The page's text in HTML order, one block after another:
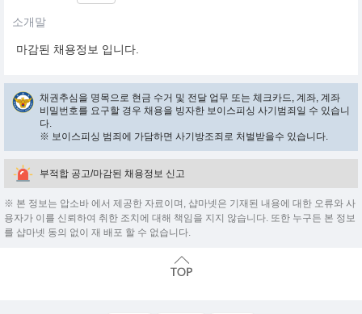
소개말
마감된 채용정보 입니다.
채권추심을 명목으로 현금 수거 및 전달 업무 또는 체크카드, 계좌, 계좌
비밀번호를 요구할 경우 채용을 빙자한 보이스피싱 사기범죄일 수 있습니
다.
※ 보이스피싱 범죄에 가담하면 사기방조죄로 처벌받을수 있습니다.
부적합 공고/마감된 채용정보 신고
※ 본 정보는 압소바 에서 제공한 자료이며, 샵마넷은 기재된 내용에 대한 오류와 사
용자가 이를 신뢰하여 취한 조치에 대해 책임을 지지 않습니다. 또한 누구든 본 정보
를 샵마넷 동의 없이 재 배포 할 수 없습니다.